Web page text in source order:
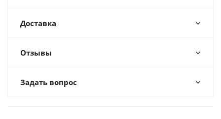
Доставка
Отзывы
Задать вопрос